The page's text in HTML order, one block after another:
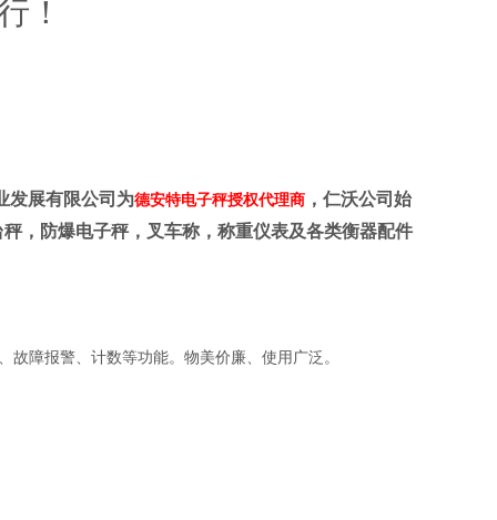
！
发展有限公司为德安特电子秤授权代理商 ，仁沃公司始
，防爆电子秤，叉车称，称重仪表及各类衡器配件
障报警、计数等功能。物美价廉、使用广泛。